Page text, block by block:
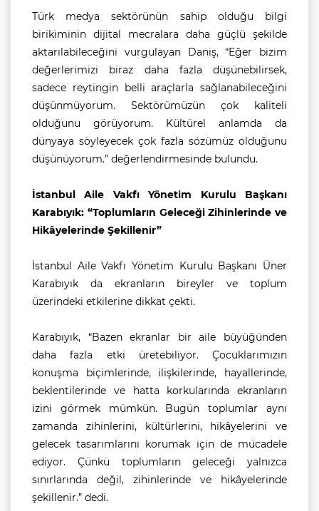
Türk medya sektörünün sahip olduğu bilgi
birikiminin dijital mecralara daha güçlü şekilde
aktarılabileceğini vurgulayan Daniş, “Eğer bizim
değerlerimizi biraz daha fazla düşünebilirsek,
sadece reytingin belli araçlarla sağlanabileceğini
düşünmüyorum. Sektörümüzün çok kaliteli
olduğunu görüyorum. Kültürel anlamda da
dünyaya söyleyecek çok fazla sözümüz olduğunu
düşünüyorum.” değerlendirmesinde bulundu.
İstanbul Aile Vakfı Yönetim Kurulu Başkanı
Karabıyık: “Toplumların Geleceği Zihinlerinde ve
Hikâyelerinde Şekillenir”
İstanbul Aile Vakfı Yönetim Kurulu Başkanı Üner
Karabıyık da ekranların bireyler ve toplum
üzerindeki etkilerine dikkat çekti.
Karabıyık, “Bazen ekranlar bir aile büyüğünden
daha fazla etki üretebiliyor. Çocuklarımızın
konuşma biçimlerinde, ilişkilerinde, hayallerinde,
beklentilerinde ve hatta korkularında ekranların
izini görmek mümkün. Bugün toplumlar aynı
zamanda zihinlerini, kültürlerini, hikâyelerini ve
gelecek tasarımlarını korumak için de mücadele
ediyor. Çünkü toplumların geleceği yalnızca
sınırlarında değil, zihinlerinde ve hikâyelerinde
şekillenir.” dedi.